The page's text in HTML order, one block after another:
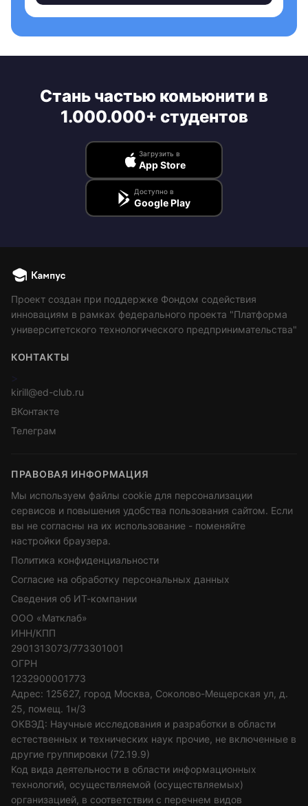
Стань частью комьюнити в
1.000.000+ студентов
Загрузить в
App Store
Доступно в
Google Play
Проект создан при поддержке Фондом содействия
инновациям в рамках федерального проекта "Платформа
университетского технологического предпринимательства"
КОНТАКТЫ
>
kirill@ed-club.ru
ВКонтакте
Телеграм
ПРАВОВАЯ ИНФОРМАЦИЯ
Мы используем файлы cookie для персонализации
сервисов и повышения удобства пользования сайтом. Если
вы не согласны на их использование - поменяйте
настройки браузера.
Политика конфиденциальности
Согласие на обработку персональных данных
Сведения об ИТ-компании
ООО «Матклаб»
ИНН/КПП
2901313073/773301001
ОГРН
1232900001773
Адрес: 125627, город Москва, Соколово-Мещерская ул, д.
25, помещ. 1н/3
ОКВЭД: Научные исследования и разработки в области
естественных и технических наук прочие, не включенные в
другие группировки (72.19.9)
Код вида деятельности в области информационных
технологий, осуществляемой (осуществляемых)
организацией, в соответствии с перечнем видов